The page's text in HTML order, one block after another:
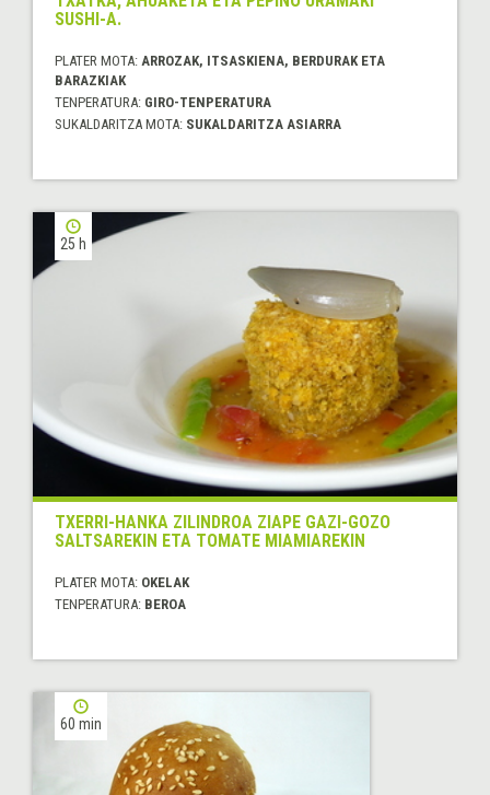
SUSHI-A.
PLATER MOTA: ARROZAK, ITSASKIENA, BERDURAK ETA
BARAZKIAK
TENPERATURA: GIRO-TENPERATURA
SUKALDARITZA MOTA: SUKALDARITZA ASIARRA
25 h
TXERRI-HANKA ZILINDROA ZIAPE GAZI-GOZO
SALTSAREKIN ETA TOMATE MIAMIAREKIN
PLATER MOTA: OKELAK
TENPERATURA: BEROA
60 min